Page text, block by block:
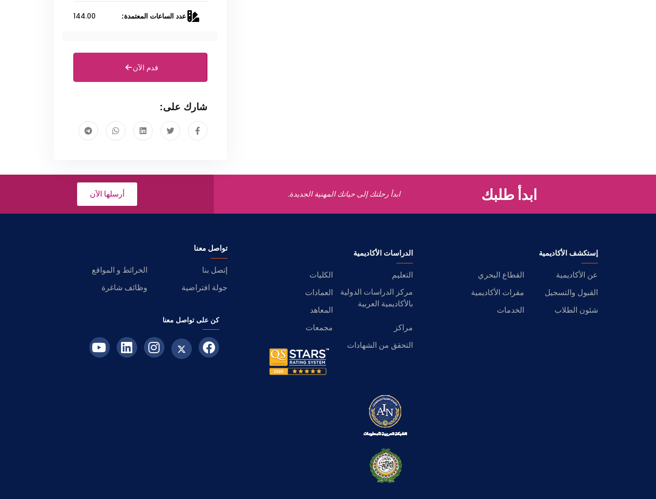
عدد الساعات المعتمدة: 144.00
قدم الآن
شارك على:
ابدأ طلبك ابدأ رحلتك إلى حياتك المهنية الجديدة. أرسلها الآن
إستكشف الأكاديمية
عن الأكاديمية
القطاع البحري
القبول والتسجيل
مقرات الأكاديمية
شئون الطلاب
الخدمات
الدراسات الأكاديمية
التعليم
الكليات
مركز الدراسات الدولية
بالأكاديمية العربية
العمادات
المعاهد
مراكز
مجمعات
التحقق من الشهادات
تواصل معنا
إتصل بنا
الخرائط و المواقع
جولة افتراضية
وظائف شاغرة
كن على تواصل معنا